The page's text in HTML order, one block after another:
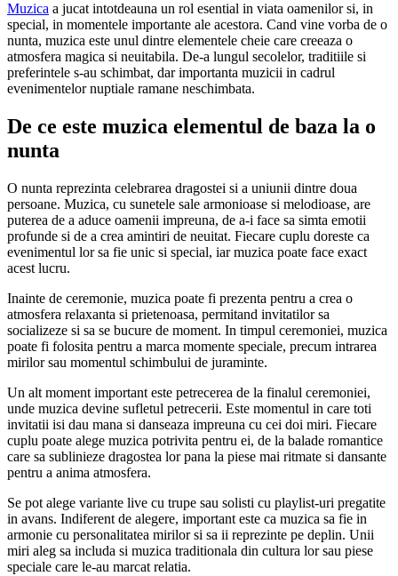
Muzica a jucat intotdeauna un rol esential in viata oamenilor si, in
special, in momentele importante ale acestora. Cand vine vorba de o
nunta, muzica este unul dintre elementele cheie care creeaza o
atmosfera magica si neuitabila. De-a lungul secolelor, traditiile si
preferintele s-au schimbat, dar importanta muzicii in cadrul
evenimentelor nuptiale ramane neschimbata.
De ce este muzica elementul de baza la o
nunta
O nunta reprezinta celebrarea dragostei si a uniunii dintre doua
persoane. Muzica, cu sunetele sale armonioase si melodioase, are
puterea de a aduce oamenii impreuna, de a-i face sa simta emotii
profunde si de a crea amintiri de neuitat. Fiecare cuplu doreste ca
evenimentul lor sa fie unic si special, iar muzica poate face exact
acest lucru.
Inainte de ceremonie, muzica poate fi prezenta pentru a crea o
atmosfera relaxanta si prietenoasa, permitand invitatilor sa
socializeze si sa se bucure de moment. In timpul ceremoniei, muzica
poate fi folosita pentru a marca momente speciale, precum intrarea
mirilor sau momentul schimbului de juraminte.
Un alt moment important este petrecerea de la finalul ceremoniei,
unde muzica devine sufletul petrecerii. Este momentul in care toti
invitatii isi dau mana si danseaza impreuna cu cei doi miri. Fiecare
cuplu poate alege muzica potrivita pentru ei, de la balade romantice
care sa sublinieze dragostea lor pana la piese mai ritmate si dansante
pentru a anima atmosfera.
Se pot alege variante live cu trupe sau solisti cu playlist-uri pregatite
in avans. Indiferent de alegere, important este ca muzica sa fie in
armonie cu personalitatea mirilor si sa ii reprezinte pe deplin. Unii
miri aleg sa includa si muzica traditionala din cultura lor sau piese
speciale care le-au marcat relatia.